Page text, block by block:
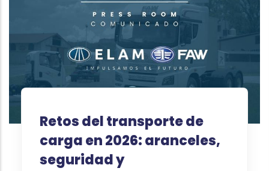
Retos del transporte de
carga en 2026: aranceles,
seguridad y